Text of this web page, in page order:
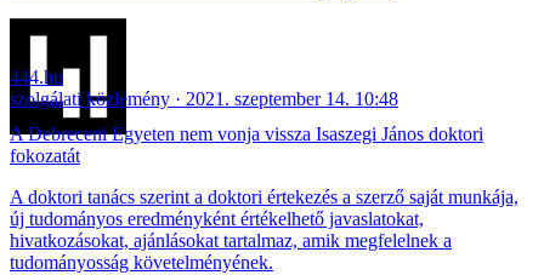
444.hu
szolgálati közlemény
2021. szeptember 14. 10:48
A Debreceni Egyeten nem vonja vissza Isaszegi János doktori
fokozatát
A doktori tanács szerint a doktori értekezés a szerző saját munkája,
új tudományos eredményként értékelhető javaslatokat,
hivatkozásokat, ajánlásokat tartalmaz, amik megfelelnek a
tudományosság követelményének.